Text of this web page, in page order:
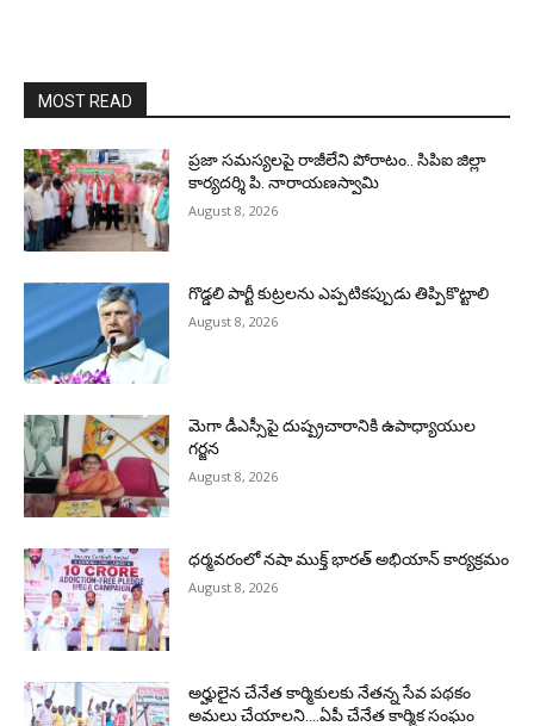
MOST READ
ప్రజా సమస్యలపై రాజీలేని పోరాటం.. సిపిఐ జిల్లా
కార్యదర్శి పి. నారాయణస్వామి
August 8, 2026
గొడ్డలి పార్టీ కుట్రలను ఎప్పటికప్పుడు తిప్పికొట్టాలి
August 8, 2026
మెగా డీఎస్సీపై దుష్ప్రచారానికి ఉపాధ్యాయుల
గర్జన
August 8, 2026
ధర్మవరంలో నషా ముక్త్ భారత్ అభియాన్ కార్యక్రమం
August 8, 2026
అర్హులైన చేనేత కార్మికులకు నేతన్న సేవ పథకం
అమలు చేయాలని….ఏపీ చేనేత కార్మిక సంఘం